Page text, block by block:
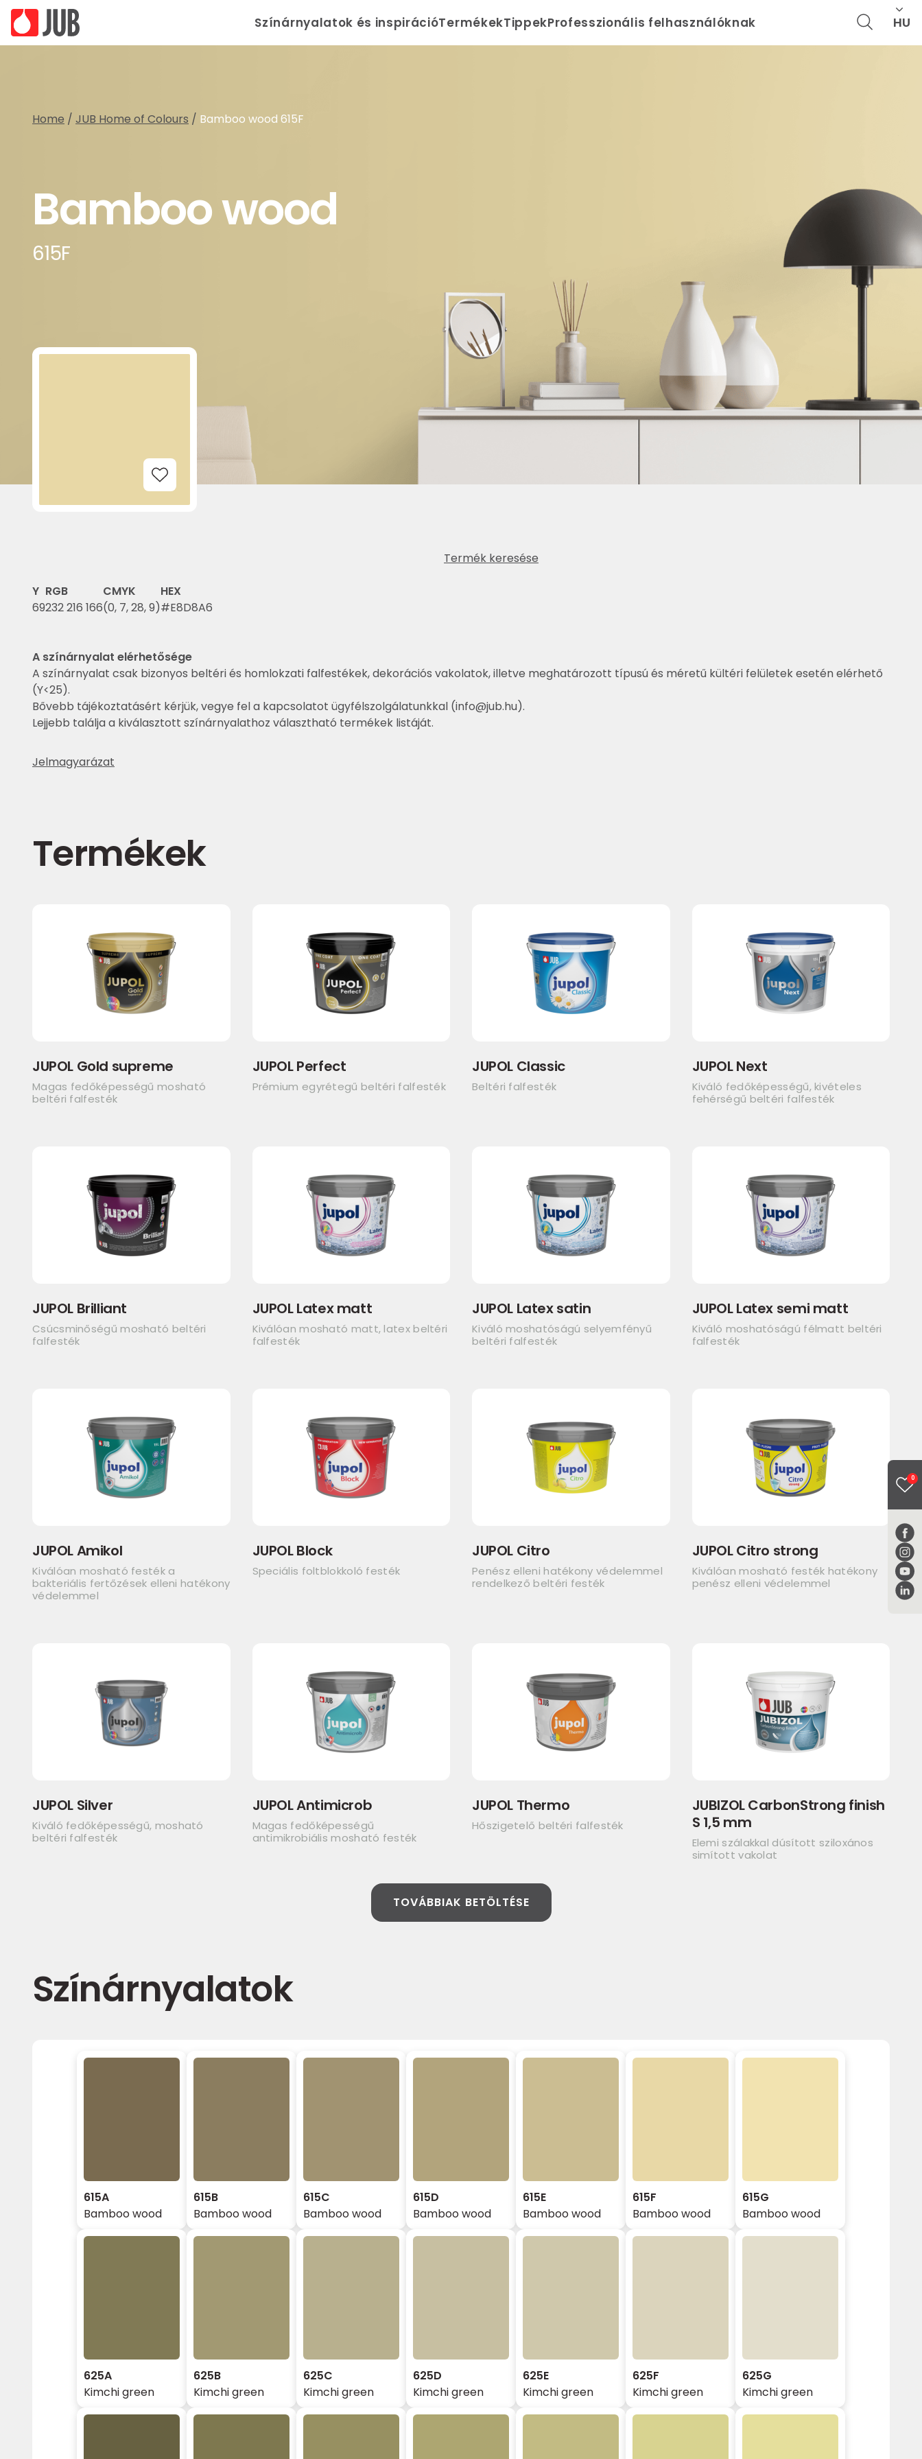
Színárnyalatok és inspirációTermékekTippekProfesszionális felhasználóknak HU
0
Home / JUB Home of Colours / Bamboo wood 615F
Bamboo wood
615F
Add to Wishlist
Termék keresése
Y
69
RGB
232 216 166
CMYK
(0, 7, 28, 9)
HEX
#E8D8A6
A színárnyalat elérhetősége
A színárnyalat csak bizonyos beltéri és homlokzati falfestékek, dekorációs vakolatok, illetve meghatározott típusú és méretű kültéri felületek esetén elérhető
(Y<25).
Bővebb tájékoztatásért kérjük, vegye fel a kapcsolatot ügyfélszolgálatunkkal (info@jub.hu).
Lejjebb találja a kiválasztott színárnyalathoz választható termékek listáját.
Jelmagyarázat
Termékek
JUPOL Gold supreme
Magas fedőképességű mosható
beltéri falfesték
JUPOL Perfect
Prémium egyrétegű beltéri falfesték
JUPOL Classic
Beltéri falfesték
JUPOL Next
Kiváló fedőképességű, kivételes
fehérségű beltéri falfesték
JUPOL Brilliant
Csúcsminőségű mosható beltéri
falfesték
JUPOL Latex matt
Kiválóan mosható matt, latex beltéri
falfesték
JUPOL Latex satin
Kiváló moshatóságú selyemfényű
beltéri falfesték
JUPOL Latex semi matt
Kiváló moshatóságú félmatt beltéri
falfesték
JUPOL Amikol
Kiválóan mosható festék a
bakteriális fertőzések elleni hatékony
védelemmel
JUPOL Block
Speciális foltblokkoló festék
JUPOL Citro
Penész elleni hatékony védelemmel
rendelkező beltéri festék
JUPOL Citro strong
Kiválóan mosható festék hatékony
penész elleni védelemmel
JUPOL Silver
Kiváló fedőképességű, mosható
beltéri falfesték
JUPOL Antimicrob
Magas fedőképességű
antimikrobiális mosható festék
JUPOL Thermo
Hőszigetelő beltéri falfesték
JUBIZOL CarbonStrong finish
S 1,5 mm
Elemi szálakkal dúsított sziloxános
simított vakolat
TOVÁBBIAK BETÖLTÉSE
Színárnyalatok
615A
Bamboo wood
615B
Bamboo wood
615C
Bamboo wood
615D
Bamboo wood
615E
Bamboo wood
615F
Bamboo wood
615G
Bamboo wood
625A
Kimchi green
625B
Kimchi green
625C
Kimchi green
625D
Kimchi green
625E
Kimchi green
625F
Kimchi green
625G
Kimchi green